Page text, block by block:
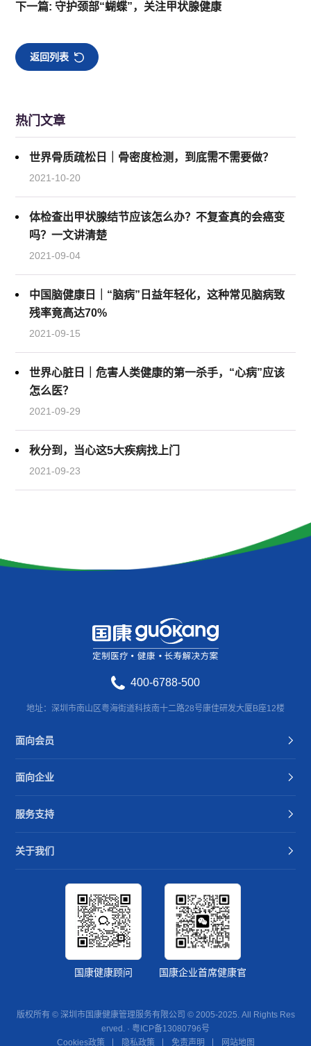
下一篇: 守护颈部“蝴蝶”，关注甲状腺健康
返回列表
热门文章
世界骨质疏松日｜骨密度检测，到底需不需要做？
2021-10-20
体检查出甲状腺结节应该怎么办？不复查真的会癌变
吗？一文讲清楚
2021-09-04
中国脑健康日｜“脑病”日益年轻化，这种常见脑病致
残率竟高达70%
2021-09-15
世界心脏日｜危害人类健康的第一杀手，“心病”应该
怎么医？
2021-09-29
秋分到，当心这5大疾病找上门
2021-09-23
400-6788-500
地址：深圳市南山区粤海街道科技南十二路28号康佳研发大厦B座12楼
面向会员
面向企业
服务支持
关于我们
国康健康顾问 国康企业首席健康官
版权所有 © 深圳市国康健康管理服务有限公司 © 2005-2025. All Rights Res
erved. · 粤ICP备13080796号
Cookies政策
隐私政策 免责声明 网站地图